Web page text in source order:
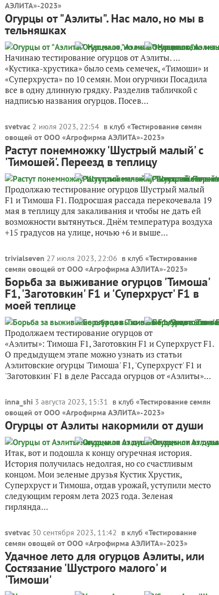
АЭЛИТА»-2023»
Огурцы от "Аэлиты". Нас мало, но мы в
тельняшках
Начинаю тестирование огурцов от Аэлиты. ...
«Кустика-хрустика» было семь семечек, «Тимоши» и
«Суперхруста» по 10 семян. Мои огурчики Посадила
все в одну длинную грядку. Разделив табличкой с
надписью названия огурцов. Посев...
svetvac 2 июля 2023, 22:54 в клуб «Тестирование семян
овощей от ООО «Агрофирма АЭЛИТА»-2023»
Растут понемножку 'Шустрый малый' с
'Тимошей'. Переезд в теплицу
Продолжаю тестирование огурцов Шустрый малый
F1 и Тимоша F1. Подросшая рассада перекочевала 19
мая в теплицу для закаливания и чтобы не дать ей
возможности вытянуться. Днём температура воздуха
+15 градусов на улице, ночью +6 и выше...
trivialseven 27 июля 2023, 22:06 в клуб «Тестирование
семян овощей от ООО «Агрофирма АЭЛИТА»-2023»
Борьба за выживание огурцов 'Тимоша'
F1, 'Заготовкин' F1 и 'Суперхруст' F1 в
моей теплице
Продолжаем тестирование огурцов от
«Аэлиты»: Тимоша F1, Заготовкин F1 и Суперхруст F1.
О предыдущем этапе можно узнать из статьи
Аэлитовские огурцы 'Тимоша' F1, 'Суперхруст' F1 и
'Заготовкин' F1 в деле Рассада огурцов от «Аэлиты»...
inna_shi 3 августа 2023, 15:31 в клуб «Тестирование семян
овощей от ООО «Агрофирма АЭЛИТА»-2023»
Огурцы от Аэлиты накормили от души
Итак, вот и подошла к концу огуречная история.
История получилась недолгая, но со счастливым
концом. Мои зеленые друзья Кустик Хрустик,
Суперхруст и Тимоша, отдав урожай, уступили место
следующим героям лета 2023 года. Зеленая
гирлянда...
svetvac 30 сентября 2023, 11:42 в клуб «Тестирование
семян овощей от ООО «Агрофирма АЭЛИТА»-2023»
Удачное лето для огурцов Аэлиты, или
Состязание 'Шустрого малого' и
'Тимоши'